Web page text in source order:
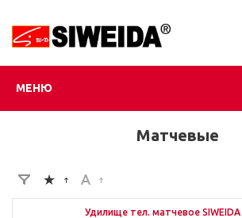
МЕНЮ
Матчевые
Удилище тел. матчевое